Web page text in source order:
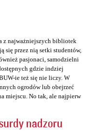
z najważniejszych bibliotek
się przez nią setki studentów,
pasjonaci, samodzielni
gdzie indziej
ie też się nie liczy. W
ogrodów lub obejrzeć
miejscu. No tak, ale najpierw
nadzoru